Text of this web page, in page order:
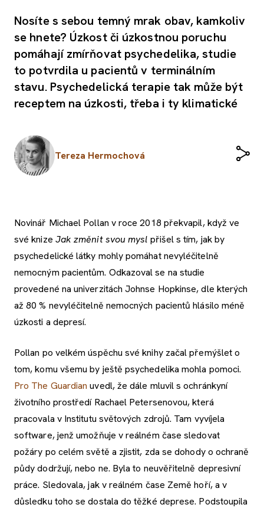
Nosíte s sebou temný mrak obav, kamkoliv
se hnete? Úzkost či úzkostnou poruchu
pomáhají zmírňovat psychedelika, studie
to potvrdila u pacientů v terminálním
stavu. Psychedelická terapie tak může být
receptem na úzkosti, třeba i ty klimatické
Tereza Hermochová
Novinář Michael Pollan v roce 2018 překvapil, když ve
své knize Jak změnit svou mysl přišel s tím, jak by
psychedelické látky mohly pomáhat nevyléčitelně
nemocným pacientům. Odkazoval se na studie
provedené na univerzitách Johnse Hopkinse, dle kterých
až 80 % nevyléčitelně nemocných pacientů hlásilo méně
úzkosti a depresí.
Pollan po velkém úspěchu své knihy začal přemýšlet o
tom, komu všemu by ještě psychedelika mohla pomoci.
Pro The Guardian uvedl, že dále mluvil s ochránkyní
životního prostředí Rachael Petersenovou, která
pracovala v Institutu světových zdrojů. Tam vyvíjela
software, jenž umožňuje v reálném čase sledovat
požáry po celém světě a zjistit, zda se dohody o ochraně
půdy dodržují, nebo ne. Byla to neuvěřitelně depresivní
práce. Sledovala, jak v reálném čase Země hoří, a v
důsledku toho se dostala do těžké deprese. Podstoupila